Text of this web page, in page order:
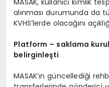
alınması durumunda da
KVHS’lerde olacağını
Platform – saklama
belirginleşti
MASAK’ın güncellediği